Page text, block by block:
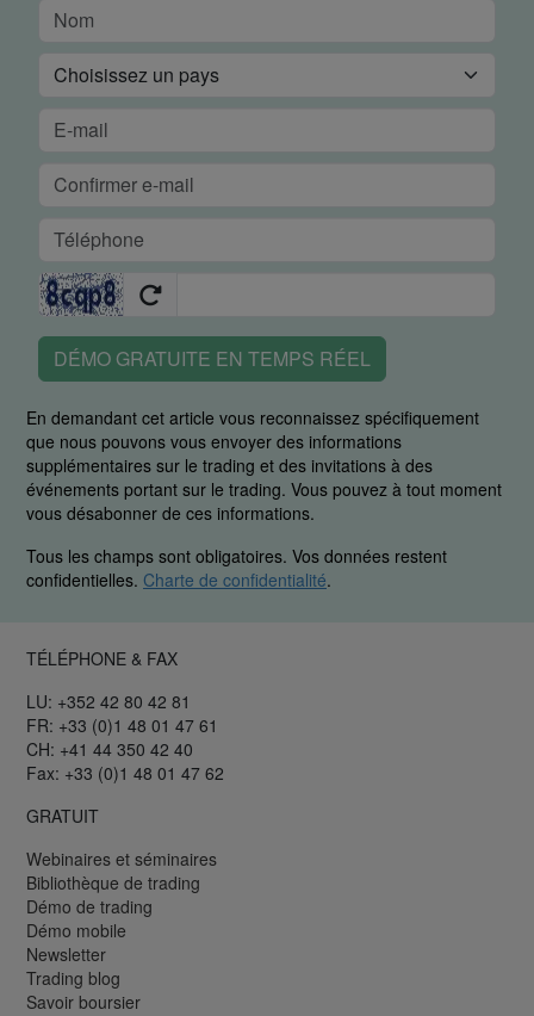
DÉMO GRATUITE EN TEMPS RÉEL
En demandant cet article vous reconnaissez spécifiquement
que nous pouvons vous envoyer des informations
supplémentaires sur le trading et des invitations à des
événements portant sur le trading. Vous pouvez à tout moment
vous désabonner de ces informations.
Tous les champs sont obligatoires. Vos données restent
confidentielles. Charte de confidentialité.
TÉLÉPHONE & FAX
LU: +352 42 80 42 81
FR: +33 (0)1 48 01 47 61
CH: +41 44 350 42 40
Fax: +33 (0)1 48 01 47 62
GRATUIT
Webinaires et séminaires
Bibliothèque de trading
Démo de trading
Démo mobile
Newsletter
Trading blog
Savoir boursier